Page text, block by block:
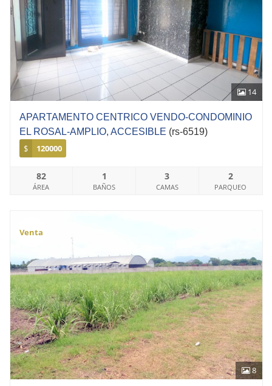
14
APARTAMENTO CENTRICO VENDO-CONDOMINIO
EL ROSAL-AMPLIO, ACCESIBLE (rs-6519)
$ 120000
82
ÁREA
1
BAÑOS
3
CAMAS
2
PARQUEO
8
Venta